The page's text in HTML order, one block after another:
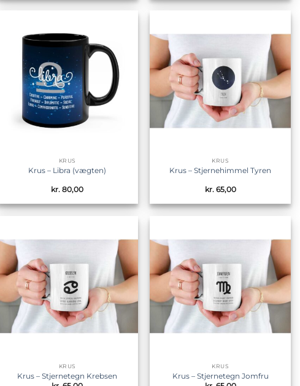
ønskeliste
KRUS
Krus – Libra (vægten)
kr. 80,00
Tilføj til
ønskeliste
KRUS
Krus – Stjernehimmel Tyren
kr.65,00
Tilføj til
ønskeliste
KRUS
Krus – Stjernetegn Krebsen
Tilføj til
ønskeliste
KRUS
Krus – Stjernetegn Jomfru